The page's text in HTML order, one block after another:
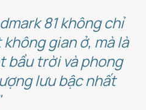
81 không chỉ
gian ở, mà là
bầu trời và phong
lưu bậc nhất